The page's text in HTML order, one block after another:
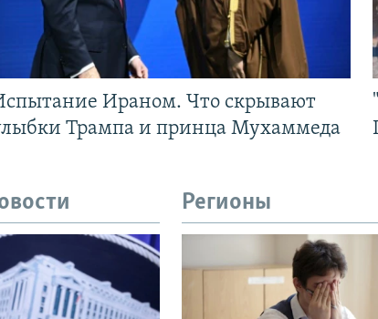
Ираном. Что скрывают
Трампа и принца Мухаммеда
Регионы